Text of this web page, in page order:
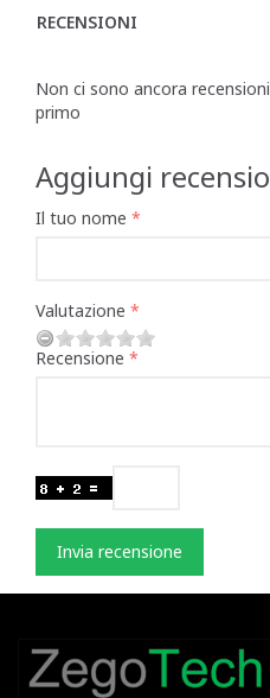
RECENSIONI
Non ci sono ancora
primo
Aggiungi
Il tuo nome
Valutazione
Recensione
Invia recensione